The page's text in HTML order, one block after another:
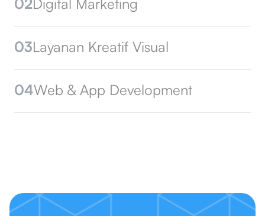
02Digital Marketing
03Layanan Kreatif Visual
04Web & App Development